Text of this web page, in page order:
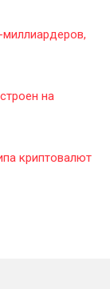
миллиардеров,
на
криптовалют